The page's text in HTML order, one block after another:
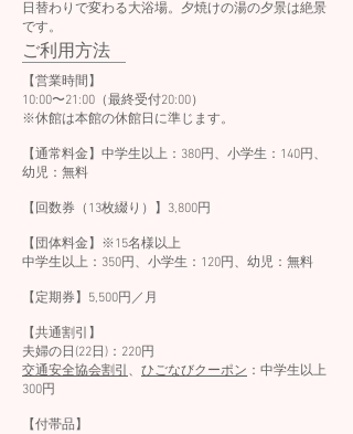
日替わりで変わる大浴場。夕焼けの湯の夕景は絶景
です。
​ご利用方法
【営業時間】
10:00〜21:00（最終受付20:00）
※休館は本館の休館日に準じます。
【通常料金】 中学生以上：380円、​小学生：140円、
幼児：無料
【回数券（13枚綴り）】3,800円
【団体料金】※15名様以上
中学生以上：350円、​小学生：120円、幼児：無料
【定期券】5,500円／月
【共通割引】
夫婦の日(22日)：220円
交通安全協会割引 、 ひごなびクーポン ：中学生以上
300円
【付帯品】